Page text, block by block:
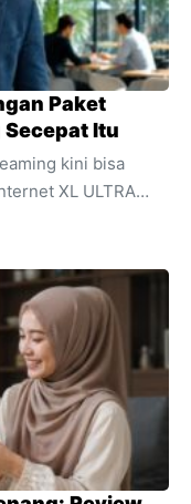
Paket
Secepat Itu
kini bisa
XL ULTRA
dan stabilitas